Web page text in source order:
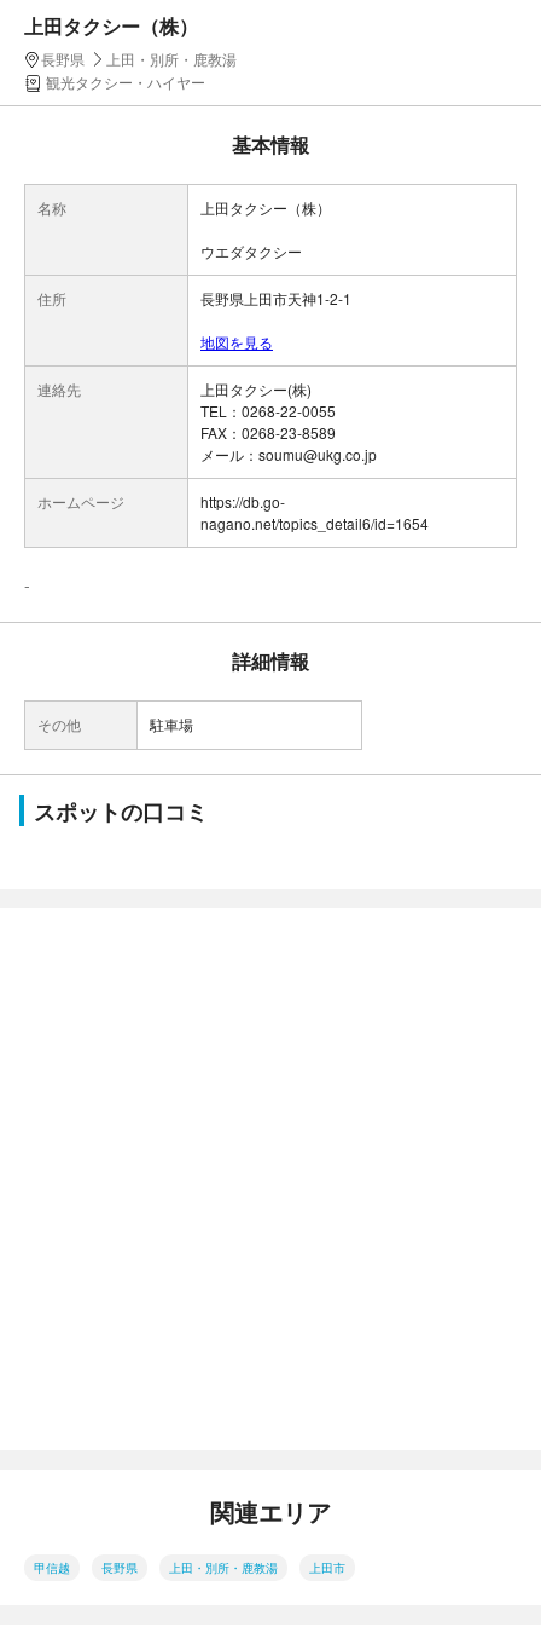
上田タクシー（株）
長野県
上田・別所・鹿教湯
観光タクシー・ハイヤー
基本情報
名称 上田タクシー（株）
ウエダタクシー
住所 長野県上田市天神1-2-1
地図を見る
連絡先
上田タクシー(株)
TEL：0268-22-0055
FAX：0268-23-8589
メール：soumu@ukg.co.jp
ホームページ
https://db.go-
nagano.net/topics_detail6/id=1654
-
詳細情報
その他 駐車場
スポットの口コミ
関連エリア
甲信越 長野県 上田・別所・鹿教湯 上田市